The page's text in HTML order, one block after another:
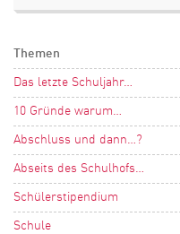
Themen
Das letzte Schuljahr…
10 Gründe warum…
Abschluss und dann…?
Abseits des Schulhofs…
Schülerstipendium
Schule